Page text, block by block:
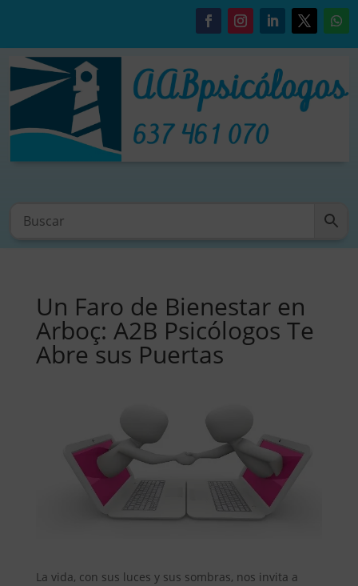
Un Faro de Bienestar en
Arboç: A2B Psicólogos Te
Abre sus Puertas
La vida, con sus luces y sus sombras, nos invita a